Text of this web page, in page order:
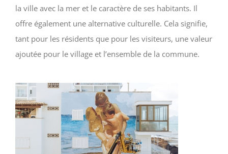
la ville avec la mer et le caractère de ses habitants. Il
offre également une alternative culturelle. Cela signifie,
tant pour les résidents que pour les visiteurs, une valeur
ajoutée pour le village et l’ensemble de la commune.